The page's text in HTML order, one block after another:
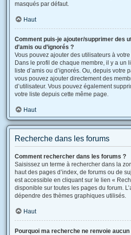
masqués par défaut.
Haut
Comment puis-je ajouter/supprimer des
d’amis ou d’ignorés ?
Vous pouvez ajouter des utilisateurs à
Dans le profil de chaque membre, il y a un
liste d’amis ou d’ignorés. Ou, depuis votre
vous pouvez ajouter directement des
d’utilisateur. Vous pouvez également
votre liste depuis cette même page.
Haut
Recherche dans les forums
Comment rechercher dans les forums ?
Saisissez un terme à rechercher dans la
haut des pages d’index, de forums ou de
est accessible en cliquant sur le lien «
disponible sur toutes les pages du forum.
dépendre des thèmes graphiques utilisés.
Haut
Pourquoi ma recherche ne renvoie